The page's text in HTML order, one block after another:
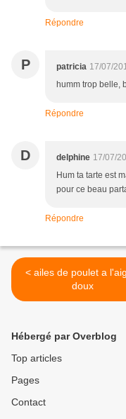
Répondre
P patricia 17/07/
humm trop belle,
Répondre
D delphine 17/07/
Hum ta tarte est
pour ce beau
Répondre
< ailes de poulet a l'aigre-
doux
Hébergé par Overblog
Top articles
Pages
Contact